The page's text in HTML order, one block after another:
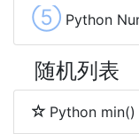
⑤ Python
随机列表
Python min()